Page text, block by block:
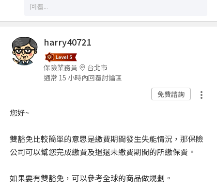
harry40721
保險業務員
台北市
通常 15 小時內回覆討論區
免費諮詢
您好~
雙豁免比較簡單的意思是繳費期間發生失能情況，那保險
公司可以幫您完成繳費及退還未繳費期間的所繳保費。
如果要有雙豁免，可以參考全球的商品做規劃。